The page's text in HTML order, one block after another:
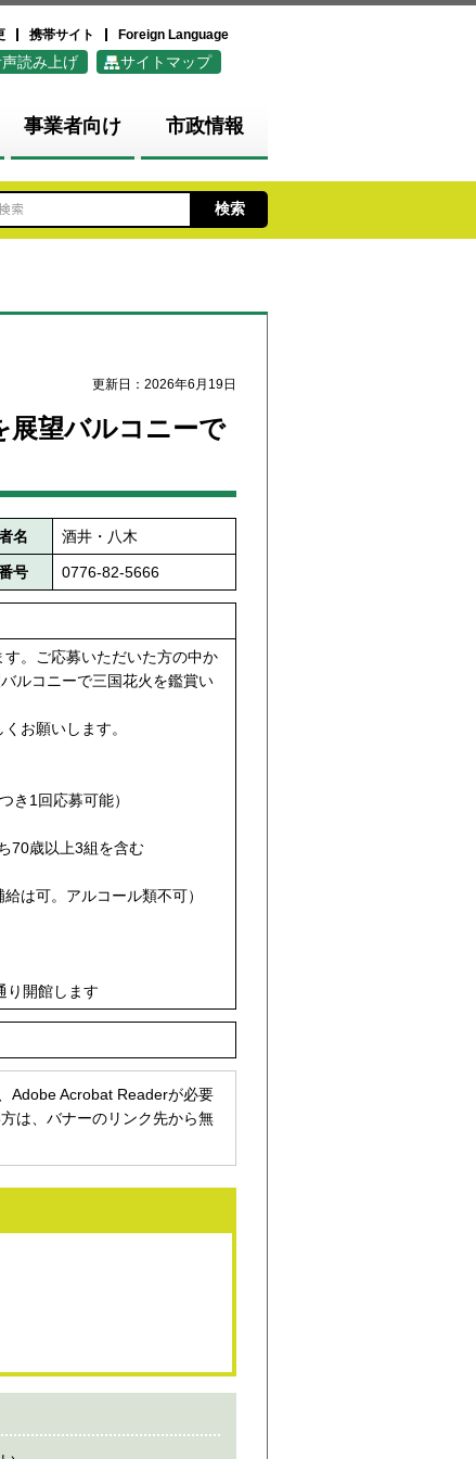
携帯サイト Foreign Language
読み上げ サイトマップ
事業者向け 市政情報
更新日：2026年6月19日
展望バルコニーで
名 酒井・八木
号 0776-82-5666
。ご応募いただいた方の中か
ルコニーで三国花火を鑑賞い
お願いします。
き1回応募可能）
70歳以上3組を含む
は可。アルコール類不可）
り開館します
Adobe Acrobat Readerが必要
は、バナーのリンク先から無